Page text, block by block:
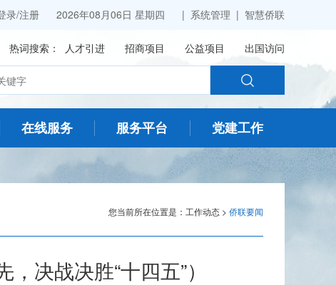
录/注册 2026年08月06日 星期四 | 系统管理 | 智慧侨联
热词搜索： 人才引进 招商项目 公益项目 出国访问
在线服务 服务平台 党建工作
您当前所在位置是： 工作动态 > 侨联要闻
决战决胜“十四五”）